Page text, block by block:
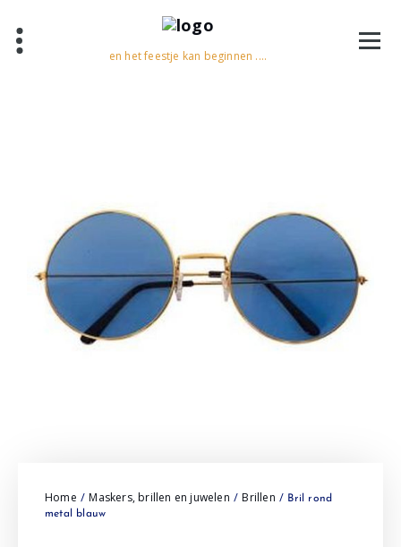
en het feestje kan beginnen ....
Home / Maskers, brillen en juwelen / Brillen / Bril rond
metal blauw